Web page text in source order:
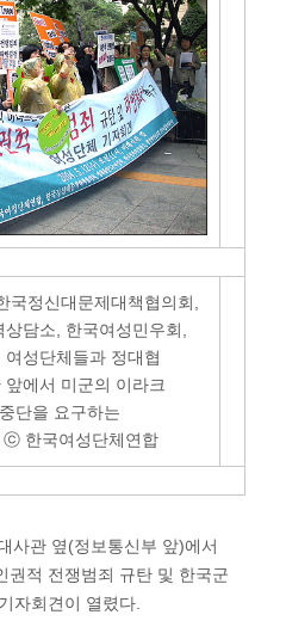
정신대문제대책협의회,
담소, 한국여성민우회,
성단체들과 정대협
에서 미군의 이라크
단을 요구하는
한국여성단체연합
사관 옆(정보통신부 앞)에서
권적 전쟁범죄 규탄 및 한국군
자회견이 열렸다.